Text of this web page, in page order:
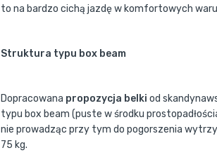
to na bardzo cichą jazdę w komfortowych
Struktura typu box beam
Dopracowana propozycja belki od
typu box beam (puste w środku
nie prowadząc przy tym do pogorszenia
75 kg.